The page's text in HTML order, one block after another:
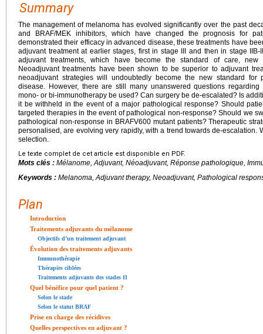
Summary
The management of melanoma has evolved significantly over the past
and BRAF/MEK inhibitors, which have changed the prognosis for
demonstrated their efficacy in advanced disease, these treatments have
adjuvant treatment at earlier stages, first in stage III and then in stage
adjuvant treatments, which have become the standard of care, new
Neoadjuvant treatments have been shown to be superior to adjuvant
neoadjuvant strategies will undoubtedly become the new standard for
disease. However, there are still many unanswered questions
mono- or bi-immunotherapy be used? Can surgery be de-escalated? Is
it be withheld in the event of a major pathological response? Should
targeted therapies in the event of pathological non-response? Should we
pathological non-response in BRAFV600 mutant patients? Therapeutic
personalised, are evolving very rapidly, with a trend towards de-escalation.
selection.
Le texte complet de cet article est disponible en PDF.
Mots clés : Mélanome, Adjuvant, Néoadjuvant, Réponse pathologique,
Keywords : Melanoma, Adjuvant therapy, Neoadjuvant, Pathological
Plan
Introduction
Traitements adjuvants du mélanome
Objectifs d’un traitement adjuvant
Évolution des traitements adjuvants
Immunothérapie
Thérapies ciblées
Traitements adjuvants des stades II
Quel bénéfice pour quel patient ?
Selon le stade
Selon le statut BRAF
Prise en charge des récidives
Quelles perspectives en adjuvant ?